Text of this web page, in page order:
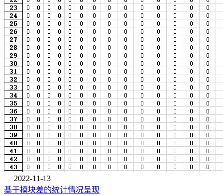
2022-11-13
基于模块差的统计情况呈现